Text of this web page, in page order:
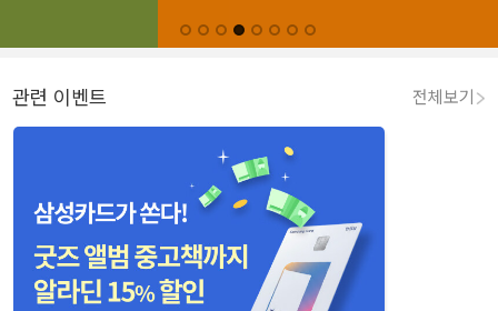
관련 이벤트 전체보기